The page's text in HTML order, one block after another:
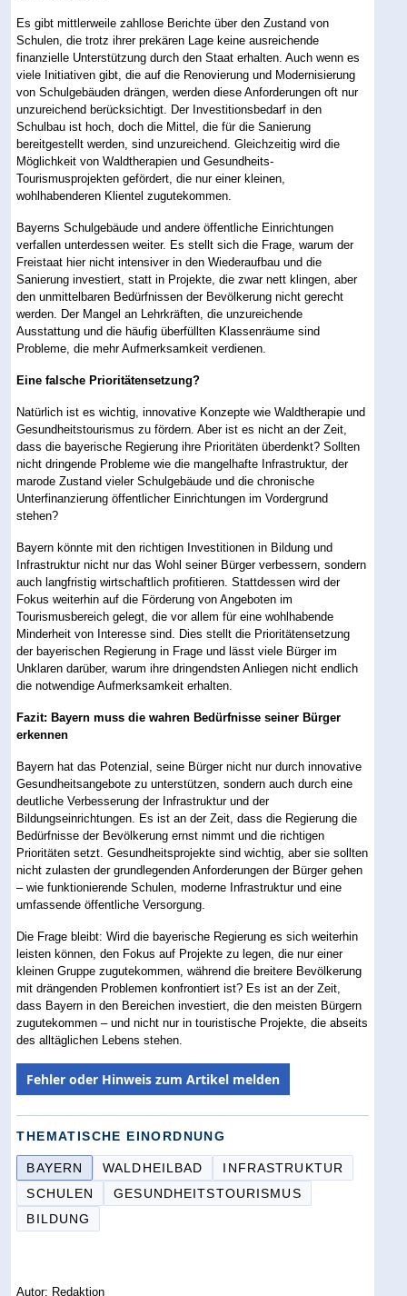
Es gibt mittlerweile zahllose Berichte über den Zustand von
Schulen, die trotz ihrer prekären Lage keine ausreichende
finanzielle Unterstützung durch den Staat erhalten. Auch wenn es
viele Initiativen gibt, die auf die Renovierung und Modernisierung
von Schulgebäuden drängen, werden diese Anforderungen oft nur
unzureichend berücksichtigt. Der Investitionsbedarf in den
Schulbau ist hoch, doch die Mittel, die für die Sanierung
bereitgestellt werden, sind unzureichend. Gleichzeitig wird die
Möglichkeit von Waldtherapien und Gesundheits-
Tourismusprojekten gefördert, die nur einer kleinen,
wohlhabenderen Klientel zugutekommen.
Bayerns Schulgebäude und andere öffentliche Einrichtungen
verfallen unterdessen weiter. Es stellt sich die Frage, warum der
Freistaat hier nicht intensiver in den Wiederaufbau und die
Sanierung investiert, statt in Projekte, die zwar nett klingen, aber
den unmittelbaren Bedürfnissen der Bevölkerung nicht gerecht
werden. Der Mangel an Lehrkräften, die unzureichende
Ausstattung und die häufig überfüllten Klassenräume sind
Probleme, die mehr Aufmerksamkeit verdienen.
Eine falsche Prioritätensetzung?
Natürlich ist es wichtig, innovative Konzepte wie Waldtherapie und
Gesundheitstourismus zu fördern. Aber ist es nicht an der Zeit,
dass die bayerische Regierung ihre Prioritäten überdenkt? Sollten
nicht dringende Probleme wie die mangelhafte Infrastruktur, der
marode Zustand vieler Schulgebäude und die chronische
Unterfinanzierung öffentlicher Einrichtungen im Vordergrund
stehen?
Bayern könnte mit den richtigen Investitionen in Bildung und
Infrastruktur nicht nur das Wohl seiner Bürger verbessern, sondern
auch langfristig wirtschaftlich profitieren. Stattdessen wird der
Fokus weiterhin auf die Förderung von Angeboten im
Tourismusbereich gelegt, die vor allem für eine wohlhabende
Minderheit von Interesse sind. Dies stellt die Prioritätensetzung
der bayerischen Regierung in Frage und lässt viele Bürger im
Unklaren darüber, warum ihre dringendsten Anliegen nicht endlich
die notwendige Aufmerksamkeit erhalten.
Fazit: Bayern muss die wahren Bedürfnisse seiner Bürger
erkennen
Bayern hat das Potenzial, seine Bürger nicht nur durch innovative
Gesundheitsangebote zu unterstützen, sondern auch durch eine
deutliche Verbesserung der Infrastruktur und der
Bildungseinrichtungen. Es ist an der Zeit, dass die Regierung die
Bedürfnisse der Bevölkerung ernst nimmt und die richtigen
Prioritäten setzt. Gesundheitsprojekte sind wichtig, aber sie sollten
nicht zulasten der grundlegenden Anforderungen der Bürger gehen
– wie funktionierende Schulen, moderne Infrastruktur und eine
umfassende öffentliche Versorgung.
Die Frage bleibt: Wird die bayerische Regierung es sich weiterhin
leisten können, den Fokus auf Projekte zu legen, die nur einer
kleinen Gruppe zugutekommen, während die breitere Bevölkerung
mit drängenden Problemen konfrontiert ist? Es ist an der Zeit,
dass Bayern in den Bereichen investiert, die den meisten Bürgern
zugutekommen – und nicht nur in touristische Projekte, die abseits
des alltäglichen Lebens stehen.
Fehler oder Hinweis zum Artikel melden
THEMATISCHE EINORDNUNG
BAYERN WALDHEILBAD
INFRASTRUKTUR
SCHULEN
GESUNDHEITSTOURISMUS
BILDUNG
Autor: Redaktion